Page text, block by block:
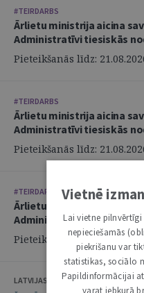
#TEIRDARBS
Ārlietu ministrija aicina
Administratīvi tiesiskās
Pieteikšanās līdz:
#TEIRDARBS
Ārlietu ministrija aicina
Administratīvi tiesiskās
Pieteikšanās līdz:
#TEIRDARBS
Ārlietu ministrija aicina
Administratīvi tiesiskās
Pieteikšanās līdz:
LATVIJAS ZVĒRINĀTU ADVOKĀTU
Vietnē
Lai vietne
nepieciešamās
piekrišanu var
statistikas, sociālo
Papildinformācijai
varat jebkurā